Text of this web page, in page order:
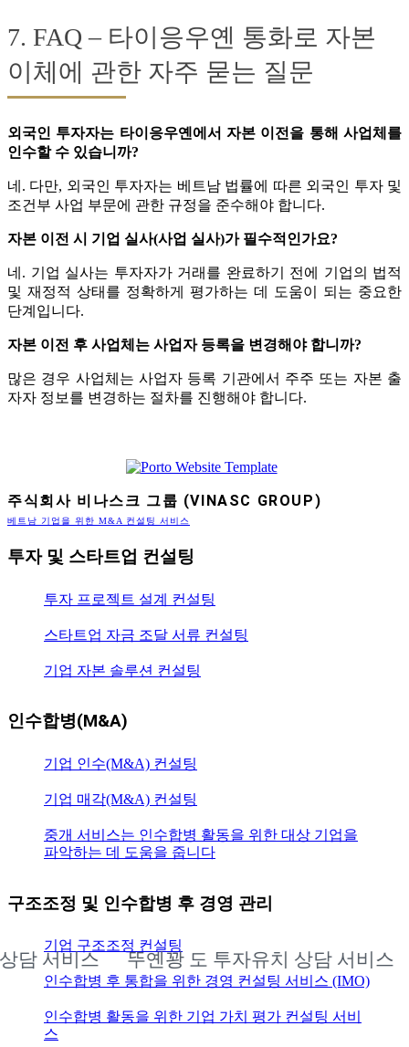
7. FAQ – 타이응우옌 통화로 자본
이체에 관한 자주 묻는 질문
외국인 투자자는 타이응우옌에서 자본 이전을 통해 사업체를
인수할 수 있습니까?
네. 다만, 외국인 투자자는 베트남 법률에 따른 외국인 투자 및
조건부 사업 부문에 관한 규정을 준수해야 합니다.
자본 이전 시 기업 실사(사업 실사)가 필수적인가요?
네. 기업 실사는 투자자가 거래를 완료하기 전에 기업의 법적
및 재정적 상태를 정확하게 평가하는 데 도움이 되는 중요한
단계입니다.
자본 이전 후 사업체는 사업자 등록을 변경해야 합니까?
많은 경우 사업체는 사업자 등록 기관에서 주주 또는 자본 출
자자 정보를 변경하는 절차를 진행해야 합니다.
주식회사 비나스크 그룹 (VINASC GROUP)
베트남 기업을 위한 M&A 컨설팅 서비스
투자 및 스타트업 컨설팅
투자 프로젝트 설계 컨설팅
스타트업 자금 조달 서류 컨설팅
기업 자본 솔루션 컨설팅
인수합병(M&A)
기업 인수(M&A) 컨설팅
기업 매각(M&A) 컨설팅
중개 서비스는 인수합병 활동을 위한 대상 기업을
파악하는 데 도움을 줍니다
구조조정 및 인수합병 후 경영 관리
기업 구조조정 컨설팅
인수합병 후 통합을 위한 경영 컨설팅 서비스 (IMO)
인수합병 활동을 위한 기업 가치 평가 컨설팅 서비
스
서비스 뚜옌꽝 도 투자유치 상담 서비스 뚜